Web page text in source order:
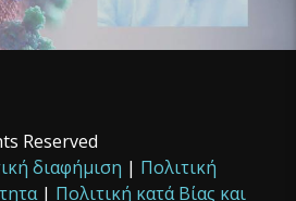
Reserved
διαφήμιση | Πολιτική
| Πολιτική κατά Βίας και